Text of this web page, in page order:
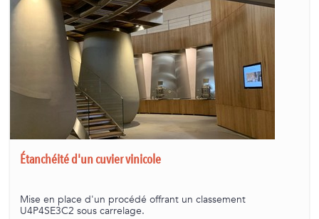
Étanchéité d'un cuvier vinicole
Mise en place d'un procédé offrant un classement
U4P4SE3C2 sous carrelage.